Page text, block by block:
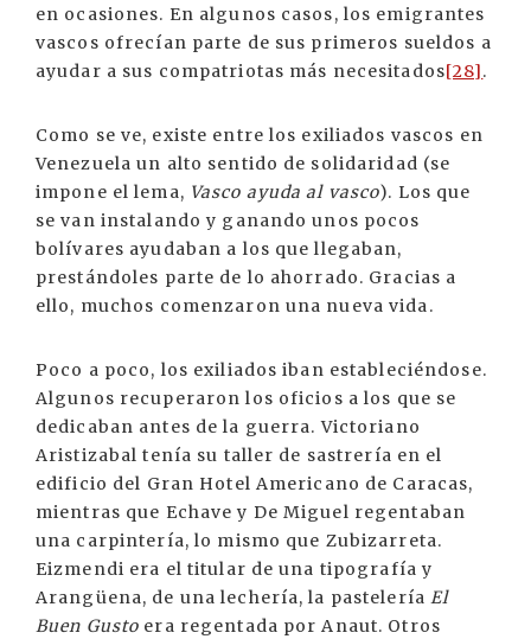
en ocasiones. En algunos casos, los emigrantes
vascos ofrecían parte de sus primeros sueldos a
ayudar a sus compatriotas más necesitados[28].
Como se ve, existe entre los exiliados vascos en
Venezuela un alto sentido de solidaridad (se
impone el lema, Vasco ayuda al vasco). Los que
se van instalando y ganando unos pocos
bolívares ayudaban a los que llegaban,
prestándoles parte de lo ahorrado. Gracias a
ello, muchos comenzaron una nueva vida.
Poco a poco, los exiliados iban estableciéndose.
Algunos recuperaron los oficios a los que se
dedicaban antes de la guerra. Victoriano
Aristizabal tenía su taller de sastrería en el
edificio del Gran Hotel Americano de Caracas,
mientras que Echave y De Miguel regentaban
una carpintería, lo mismo que Zubizarreta.
Eizmendi era el titular de una tipografía y
Arangüena, de una lechería, la pasteleríaEl
Buen Gusto era regentada por Anaut. Otros